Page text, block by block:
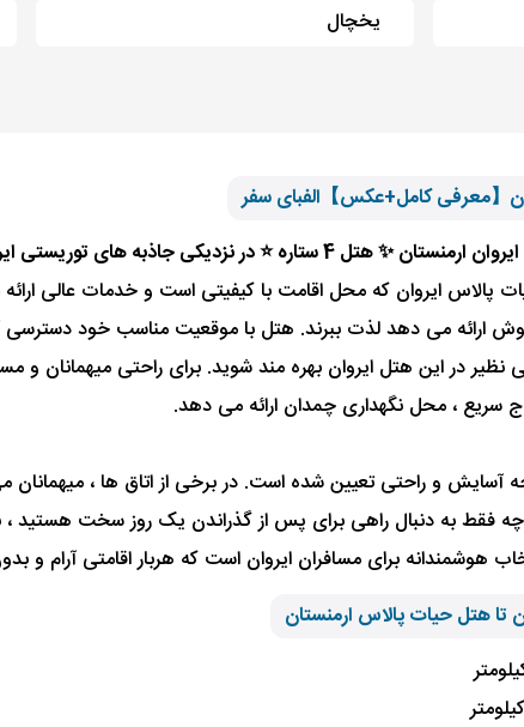
یخچال
【معرفی کامل+عکس】الفبای سفر
ایروان برای مشاهده نظرات هتل حیات پالاس ارمنستان با الفبای سفر همراه باشید.
پالاس ایروان که محل اقامت با کیفیتی است و خدمات عالی
ارائه می دهد لذت ببرند. هتل با موقعیت مناسب خود دسترسی
نظیر در این هتل ایروان بهره مند شوید. برای راحتی میهمانان و
، محل نگهداری چمدان ارائه می دهد.
چه فقط به دنبال راهی برای پس از گذراندن یک روز سخت هستید ،
هوشمندانه برای مسافران ایروان است که هربار اقامتی آرام و
تا هتل حیات پالاس ارمنستان